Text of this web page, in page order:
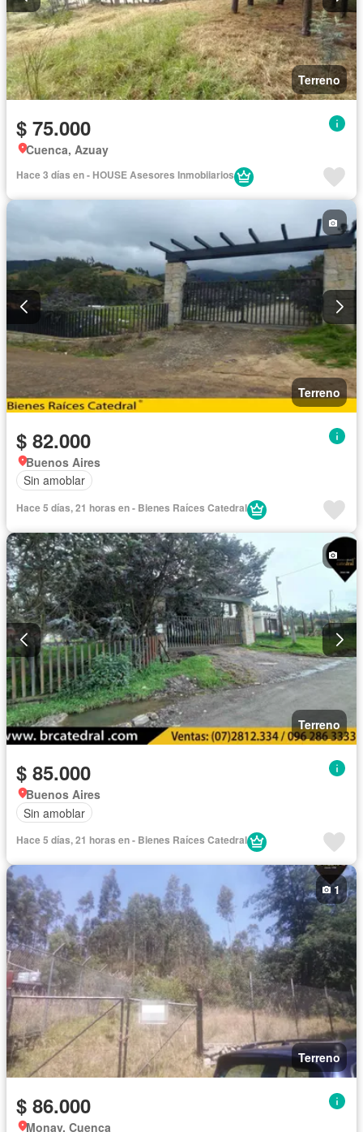
Terreno
$ 75.000
Cuenca, Azuay
Hace 3 días en - HOUSE Asesores Inmobiiarios
Terreno
$ 82.000
Buenos Aires
Sin amoblar
Hace 5 días, 21 horas en - Bienes Raíces Catedral
Terreno
$ 85.000
Buenos Aires
Sin amoblar
Hace 5 días, 21 horas en - Bienes Raíces Catedral
Terreno
1
$ 86.000
Monay, Cuenca